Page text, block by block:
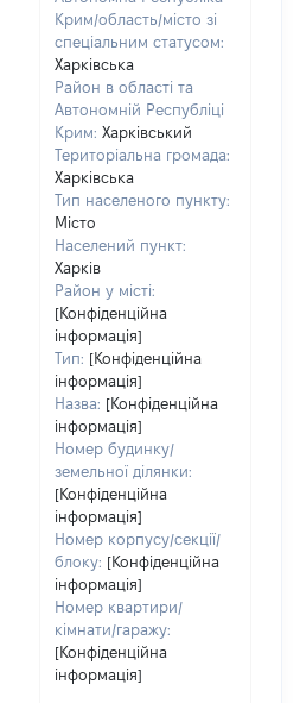
Крим/область/місто зі
спеціальним статусом:
Харківська
Район в області та
Автономній Республіці
Крим: Харківський
Територіальна громада:
Харківська
Тип населеного пункту:
Місто
Населений пункт:
Харків
Район у місті:
[Конфіденційна
інформація]
Тип: [Конфіденційна
інформація]
Назва: [Конфіденційна
інформація]
Номер будинку/
земельної ділянки:
[Конфіденційна
інформація]
Номер корпусу/секції/
блоку: [Конфіденційна
інформація]
Номер квартири/
кімнати/гаражу:
[Конфіденційна
інформація]